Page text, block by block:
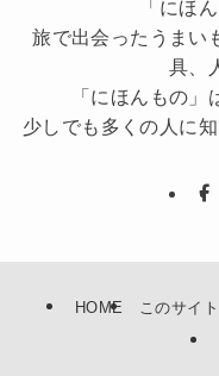
「にほ
旅で出会ったうまい
具、
「にほんもの
少しでも多くの人に
HOME このサイ